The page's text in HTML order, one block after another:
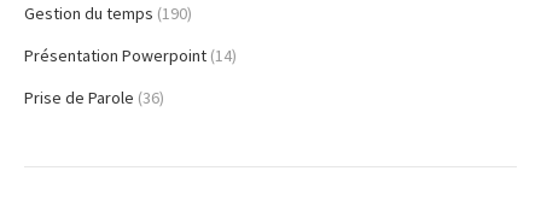
Gestion du temps (190)
Présentation Powerpoint (14)
Prise de Parole (36)